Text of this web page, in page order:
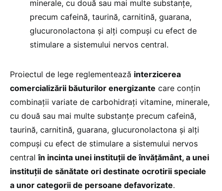
minerale, cu două sau mai multe substanţe,
precum cafeină, taurină, carnitină, guarana,
glucuronolactona şi alţi compuşi cu efect de
stimulare a sistemului nervos central.
Proiectul de lege reglementează interzicerea
comercializării băuturilor energizante care conţin
combinaţii variate de carbohidraţi vitamine, minerale,
cu două sau mai multe substanţe precum cafeină,
taurină, carnitină, guarana, glucuronolactona şi alţi
compuşi cu efect de stimulare a sistemului nervos
centralîn incinta unei instituţii de învăţământ, a unei
instituţii de sănătate ori destinate ocrotirii speciale
a unor categorii de persoane defavorizate.